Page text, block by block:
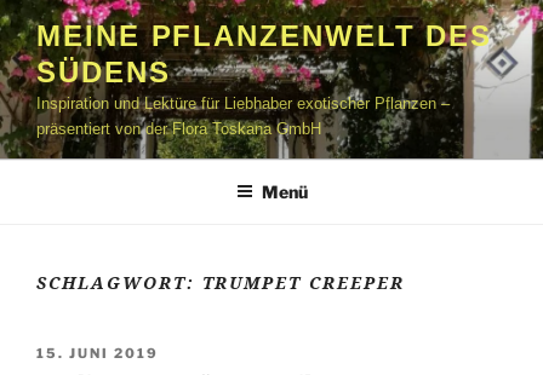
Zum
Inhalt
springen
MEINE PFLANZENWELT DES
SÜDENS
Inspiration und Lektüre für Liebhaber exotischer Pflanzen –
präsentiert von der Flora Toskana GmbH
Menü
SCHLAGWORT: TRUMPET CREEPER
VERÖFFENTLICHT
15. JUNI 2019